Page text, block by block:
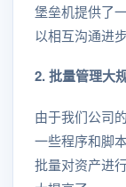
堡垒机提供了
以相互沟通进
2. 批量管理大
由于我们公司
一些程序和脚
批量对资产进